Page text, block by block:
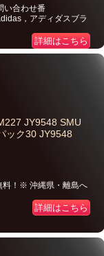
い合わせ番
，アディダスブラ
詳細はこちら
JY9548 SMU
ック30 JY9548
料！※ 沖縄県・離島へ
詳細はこちら